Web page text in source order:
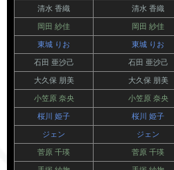
清水 香織 清水 香織
岡田 紗佳 岡田 紗佳
東城 りお 東城 りお
石田 亜沙己 石田 亜沙己
大久保 朋美 大久保 朋美
小笠原 奈央 小笠原 奈央
桜川 姫子 桜川 姫子
ジェン ジェン
菅原 千瑛 菅原 千瑛